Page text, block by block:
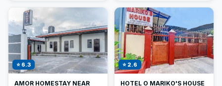
⭐ 6.3
AMOR HOMESTAY NEAR
⭐ 2.6
HOTEL O MARIKO'S HOUSE